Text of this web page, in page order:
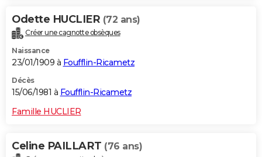
Odette HUCLIER (72 ans)
Créer une cagnotte obsèques
Naissance
23/01/1909 à Foufflin-Ricametz
Décès
15/06/1981 à Foufflin-Ricametz
Famille HUCLIER
Celine PAILLART (76 ans)